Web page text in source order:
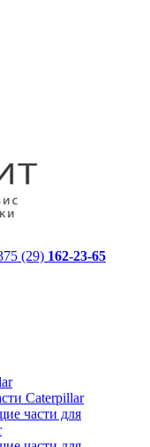
(29) 162-23-65
Caterpillar
части для